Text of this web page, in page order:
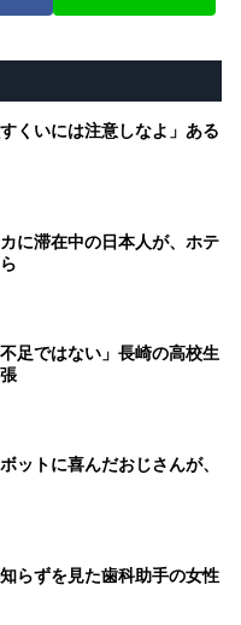
くいには注意しなよ」ある
カに滞在中の日本人が、ホテ
不足ではない」長崎の高校生
ットに喜んだおじさんが、
知らずを見た歯科助手の女性